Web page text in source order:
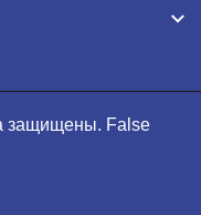
защищены. False